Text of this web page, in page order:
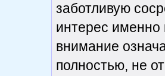
заботливую
интерес именно
внимание
полностью, не